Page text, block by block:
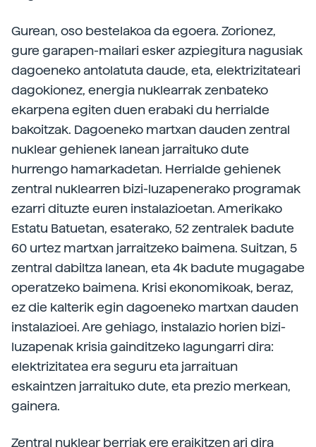
Gurean, oso bestelakoa da egoera. Zorionez,
gure garapen-mailari esker azpiegitura nagusiak
dagoeneko antolatuta daude, eta, elektrizitateari
dagokionez, energia nuklearrak zenbateko
ekarpena egiten duen erabaki du herrialde
bakoitzak. Dagoeneko martxan dauden zentral
nuklear gehienek lanean jarraituko dute
hurrengo hamarkadetan. Herrialde gehienek
zentral nuklearren bizi-luzapenerako programak
ezarri dituzte euren instalazioetan. Amerikako
Estatu Batuetan, esaterako, 52 zentralek badute
60 urtez martxan jarraitzeko baimena. Suitzan, 5
zentral dabiltza lanean, eta 4k badute mugagabe
operatzeko baimena. Krisi ekonomikoak, beraz,
ez die kalterik egin dagoeneko martxan dauden
instalazioei. Are gehiago, instalazio horien bizi-
luzapenak krisia gainditzeko lagungarri dira:
elektrizitatea era seguru eta jarraituan
eskaintzen jarraituko dute, eta prezio merkean,
gainera.
Zentral nuklear berriak ere eraikitzen ari dira